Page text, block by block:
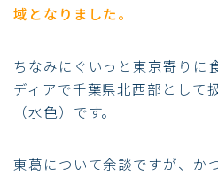
域となりました。
ちなみにぐいっと東京寄りに
ディアで千葉県北西部として
（水色）です。
東葛について余談ですが、か